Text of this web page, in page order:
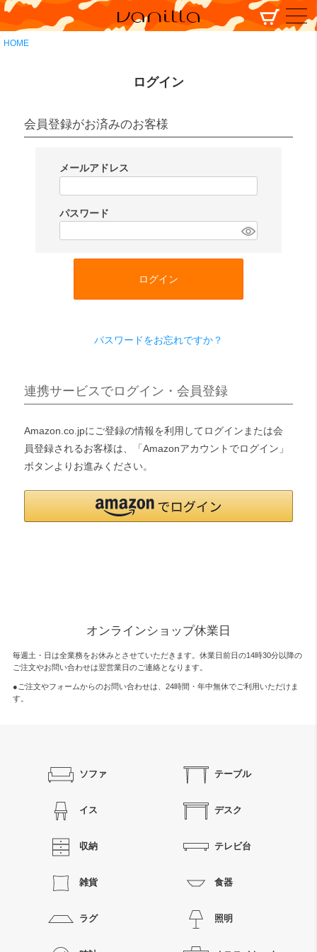
HOME
ログイン
会員登録がお済みのお客様
メールアドレス
須
パスワード
ログイン
パスワードをお忘れですか？
連携サービスでログイン・会員登録
Amazon.co.jpにご登録の情報を利用してログインまたは会
員登録されるお客様は、「Amazonアカウントでログイン」
ボタンよりお進みください。
オンラインショップ休業日
毎週土・日は全業務をお休みとさせていただきます。休業日前日の14時30分以降の
ご注文やお問い合わせは翌営業日のご連絡となります。
●ご注文やフォームからのお問い合わせは、 24時間・年中無休でご利用いただけま
す。
ソファ テーブル
イス デスク
収納 テレビ台
雑貨 食器
ラグ 照明